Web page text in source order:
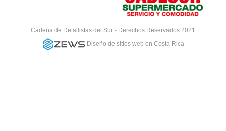
Cadena de Detallistas del Sur - Derechos Reservados 2021
Diseño de sitios web en Costa Rica